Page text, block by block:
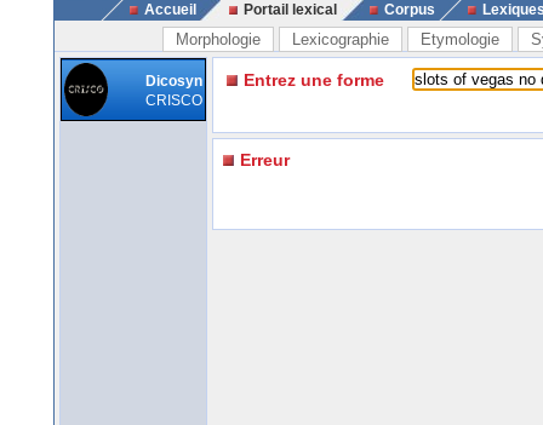
Accueil Portail lexical Corpus
Morphologie Lexicographie Etymologie
Dicosyn
CRISCO
Entrez une forme
Erreur